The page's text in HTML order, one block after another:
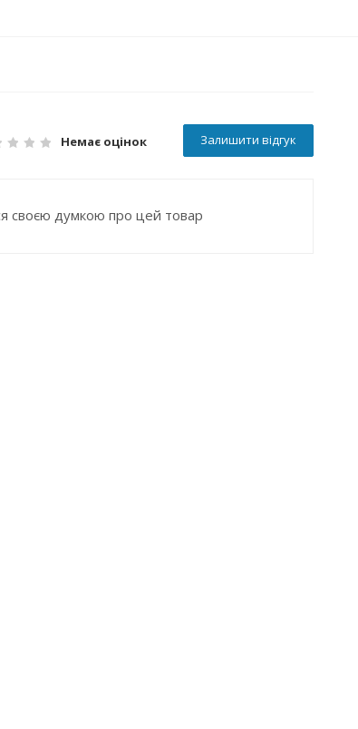
Немає оцінок Залишити відгук
своєю думкою про цей товар